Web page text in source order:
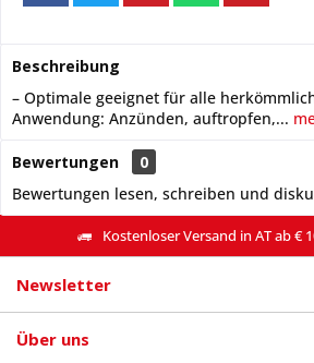
Beschreibung
– Optimale geeignet für alle
Anwendung: Anzünden, auftropfen,...
Bewertungen
0
Bewertungen lesen, schreiben und
Kostenloser Versand in AT ab €
Newsletter
Über uns